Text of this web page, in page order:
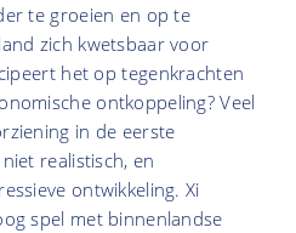
te groeien en op te
zich kwetsbaar voor
het op tegenkrachten
ontkoppeling? Veel
in de eerste
realistisch, en
ontwikkeling. Xi
spel met binnenlandse